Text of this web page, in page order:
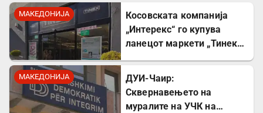
МАКЕДОНИЈА
Косовската компанија
„Интерекс“ го купува
ланецот маркети „Тинекс“
МАКЕДОНИЈА
ДУИ-Чаир:
Сквернавењето на
муралите на УЧК на